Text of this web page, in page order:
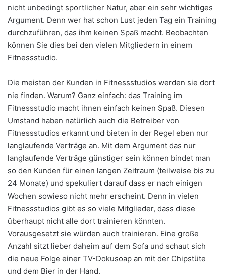
nicht unbedingt sportlicher Natur, aber ein sehr wichtiges
Argument. Denn wer hat schon Lust jeden Tag ein Training
durchzuführen, das ihm keinen Spaß macht. Beobachten
können Sie dies bei den vielen Mitgliedern in einem
Fitnessstudio.
Die meisten der Kunden in Fitnessstudios werden sie dort
nie finden. Warum? Ganz einfach: das Training im
Fitnessstudio macht ihnen einfach keinen Spaß. Diesen
Umstand haben natürlich auch die Betreiber von
Fitnessstudios erkannt und bieten in der Regel eben nur
langlaufende Verträge an. Mit dem Argument das nur
langlaufende Verträge günstiger sein können bindet man
so den Kunden für einen langen Zeitraum (teilweise bis zu
24 Monate) und spekuliert darauf dass er nach einigen
Wochen sowieso nicht mehr erscheint. Denn in vielen
Fitnessstudios gibt es so viele Mitglieder, dass diese
überhaupt nicht alle dort trainieren könnten.
Vorausgesetzt sie würden auch trainieren. Eine große
Anzahl sitzt lieber daheim auf dem Sofa und schaut sich
die neue Folge einer TV-Dokusoap an mit der Chipstüte
und dem Bier in der Hand.